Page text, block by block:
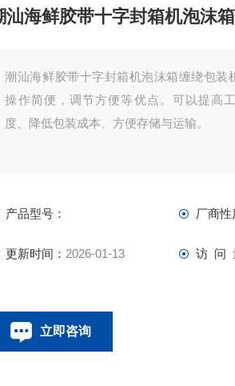
汕海鲜胶带十字封箱机泡沫
潮汕海鲜胶带十字封箱机泡沫箱缠绕包装
操作简便，调节方便等优点。可以提高
度、降低包装成本、方便存储与运输。
产品型号： 厂商性
更新时间： 2026-01-13 访 问
立即咨询